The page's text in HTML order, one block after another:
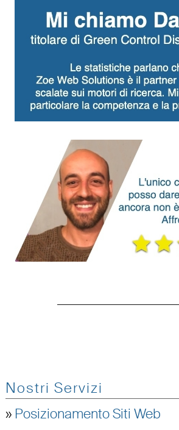
Nostri Servizi
» Posizionamento Siti Web